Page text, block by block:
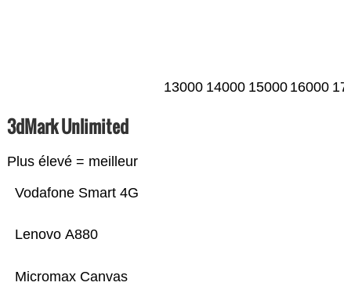
13000 14000 15000 16000
3dMark Unlimited
Plus élevé = meilleur
Micromax Canvas
Lenovo A880
Vodafone Smart 4G